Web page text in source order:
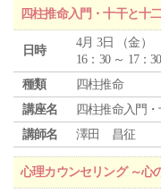
四柱推命入門・十干と十
日時
4月 3日 （金）
16：30 ～ 17：30
種類
四柱推命
講座名
四柱推命入門
講師名
澤田 昌征
心理カウンセリング ～心